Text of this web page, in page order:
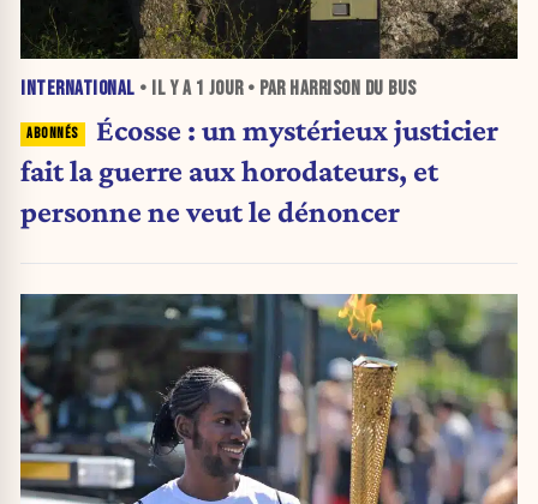
INTERNATIONAL • IL Y A 1 JOUR• PAR HARRISON DU BUS
Écosse : un mystérieux justicier
fait la guerre aux horodateurs, et
personne ne veut le dénoncer